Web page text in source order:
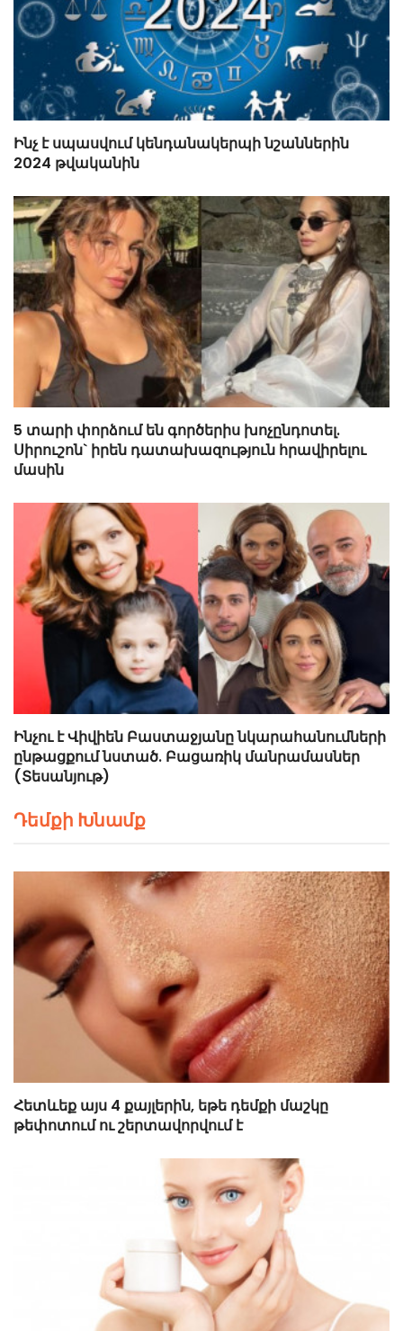
Ինչ է սպասվում կենդանակերպի նշաններին
2024 թվականին
5 տարի փորձում են գործերիս խոչընդոտել.
Սիրուշոն` իրեն դատախազություն հրավիրելու
մասին
Ինչու է Վիվիեն Բաստաջյանը նկարահանումների
ընթացքում նստած. Բացառիկ մանրամասներ
(Տեսանյութ)
Դեմքի Խնամք
Հետևեք այս 4 քայլերին, եթե դեմքի մաշկը
թեփոտում ու շերտավորվում է